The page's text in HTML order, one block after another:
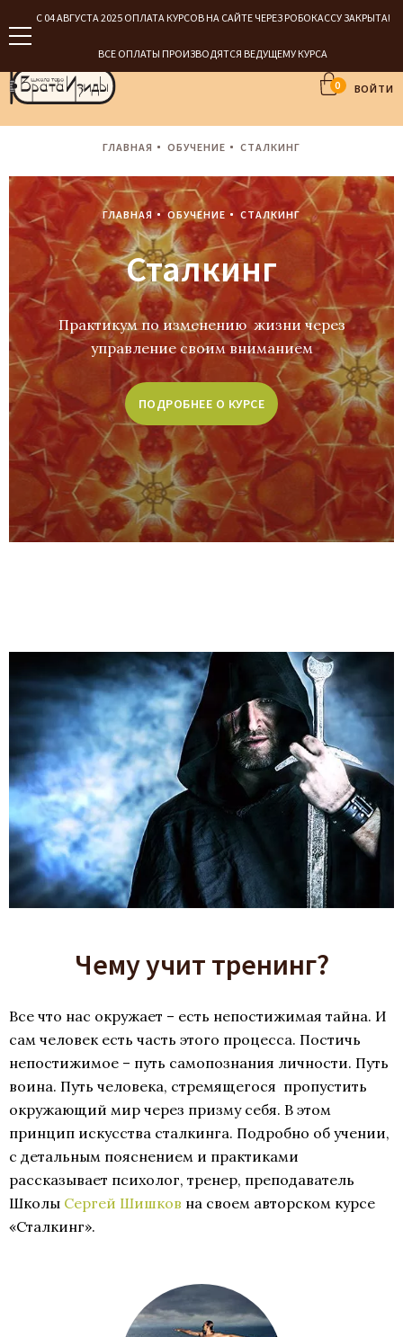
С 04 АВГУСТА 2025 ОПЛАТА КУРСОВ НА САЙТЕ ЧЕРЕЗ РОБОКАССУ ЗАКРЫТА!
ВСЕ ОПЛАТЫ ПРОИЗВОДЯТСЯ ВЕДУЩЕМУ КУРСА
0 ВОЙТИ
ГЛАВНАЯ ОБУЧЕНИЕ СТАЛКИНГ
ГЛАВНАЯ ОБУЧЕНИЕ СТАЛКИНГ
Сталкинг
Практикум по изменению жизни через
управление своим вниманием
ПОДРОБНЕЕ О КУРСЕ
Чему учит тренинг?
Все что нас окружает – есть непостижимая тайна. И
сам человек есть часть этого процесса. Постичь
непостижимое – путь самопознания личности. Путь
воина. Путь человека, стремящегося пропустить
окружающий мир через призму себя. В этом
принцип искусства сталкинга. Подробно об учении,
с детальным пояснением и практиками
рассказывает психолог, тренер, преподаватель
Школы Сергей Шишков на своем авторском курсе
«Сталкинг».